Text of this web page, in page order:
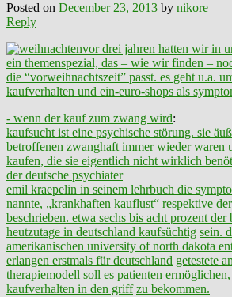
Posted on December 23, 2013 by nikore
Reply
vor drei jahren hatten wir in
ein themenspezial, das – wie wir finden –
die “vorweihnachtszeit” passt. es geht u.a.
kaufverhalten und ein-euro-shops als
- wenn der kauf zum zwang wird:
kaufsucht ist eine psychische störung. sie
betroffenen zwanghaft immer wieder waren
kaufen, die sie eigentlich nicht wirklich
der deutsche psychiater
emil kraepelin in seinem lehrbuch die
nannte, „krankhaften kauflust“ respektive der
beschrieben. etwa sechs bis acht prozent
heutzutage in deutschland kaufsüchtig sein.
amerikanischen university of north dakota
erlangen erstmals für deutschland getestete
therapiemodell soll es patienten
kaufverhalten in den griff zu bekommen.